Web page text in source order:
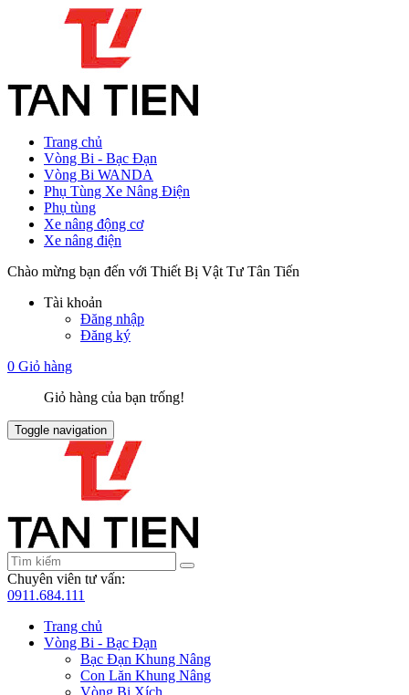
Trang chủ
Vòng Bi - Bạc Đạn
Vòng Bi WANDA
Phụ Tùng Xe Nâng Điện
Phụ tùng
Xe nâng động cơ
Xe nâng điện
Chào mừng bạn đến với Thiết Bị Vật Tư Tân Tiến
Tài khoản
Đăng nhập
Đăng ký
0 Giỏ hàng
Giỏ hàng của bạn trống!
Toggle navigation
Chuyên viên tư vấn:
0911.684.111
Trang chủ
Vòng Bi - Bạc Đạn
Bạc Đạn Khung Nâng
Con Lăn Khung Nâng
Vòng Bi Xích